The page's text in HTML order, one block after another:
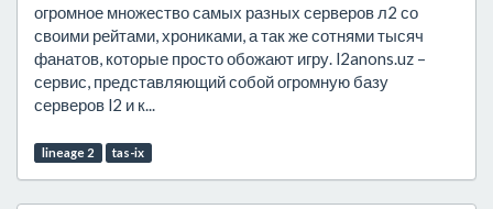
огромное множество самых разных серверов л2 со
своими рейтами, хрониками, а так же сотнями тысяч
фанатов, которые просто обожают игру. l2anons.uz –
сервис, представляющий собой огромную базу
серверов l2 и к...
lineage 2 tas-ix